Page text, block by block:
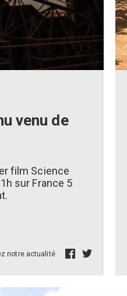
venu de
film Science
sur France 5
notre actualité